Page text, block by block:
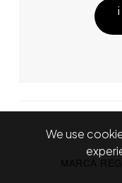
MARCA
We use